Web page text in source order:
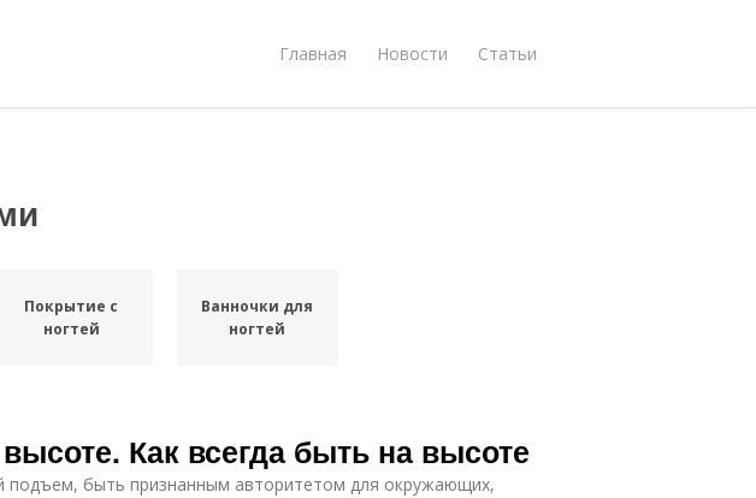
Главная Новости Статьи
Покрытие с
ногтей
Ванночки для
ногтей
Как всегда быть на высоте
подъем, быть признанным авторитетом для окружающих,